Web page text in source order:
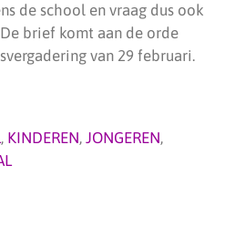
de school en vraag dus ook
brief komt aan de orde
van 29 februari.
, KINDEREN, JONGEREN,